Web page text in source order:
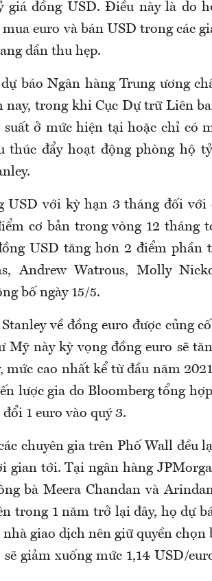
đồng USD. Điều này là do
euro và bán USD trong các
dần thu hẹp.
báo Ngân hàng Trung ương
trong khi Cục Dự trữ Liên
ở mức hiện tại hoặc chỉ có
thúc đẩy hoạt động phòng hộ
USD với kỳ hạn 3 tháng đối với
cơ bản trong vòng 12 tháng
USD tăng hơn 2 điểm phần
Andrew Watrous, Molly
bố ngày 15/5.
về đồng euro được củng
này kỳ vọng đồng euro sẽ
mức cao nhất kể từ đầu năm
lược gia do Bloomberg tổng
1 euro vào quý 3.
chuyên gia trên Phố Wall đều
gian tới. Tại ngân hàng
bà Meera Chandan và
trong 1 năm trở lại đây, họ dự
giao dịch nên giữ quyền chọn
giảm xuống mức 1,14 USD/